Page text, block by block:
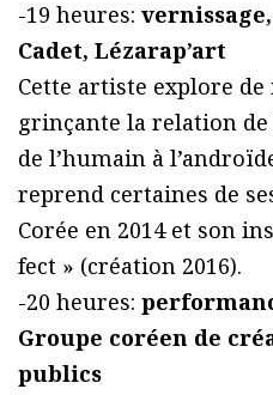
-19 heures:
Cadet, Lézarap’art
Cette artiste explore
grinçante la relation de
de l’humain à
reprend certaines de
Corée en 2014 et son
fect » (création 2016).
-20 heures:
Groupe coréen de
publics